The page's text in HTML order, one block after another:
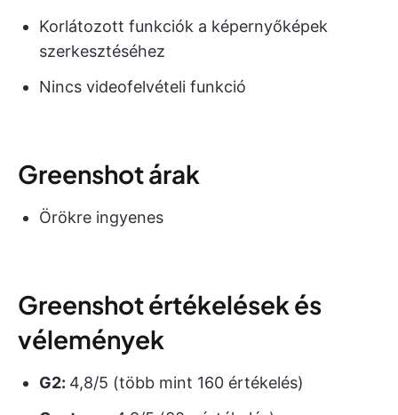
Korlátozott funkciók a képernyőképek
szerkesztéséhez
Nincs videofelvételi funkció
Greenshot árak
Örökre ingyenes
Greenshot értékelések és
vélemények
G2: 4,8/5 (több mint 160 értékelés)